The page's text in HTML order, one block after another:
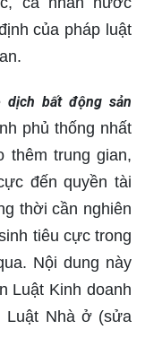
của pháp luật
dịch bất động sản
phủ thống nhất
thêm trung gian,
đến quyền tài
thời cần nghiên
tiêu cực trong
Nội dung này
Luật Kinh doanh
Luật Nhà ở (sửa